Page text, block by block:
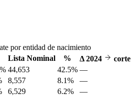
por entidad de nacimiento
Lista Nominal % Δ2024
corte
44,653 42.5% —
8,557 8.1%
—
6,529 6.2%
—